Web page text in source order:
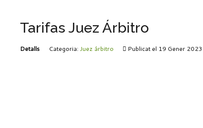
Tarifas Juez Árbitro
Detalls Categoria: Juez árbitro Publicat el 19 Gener 2023